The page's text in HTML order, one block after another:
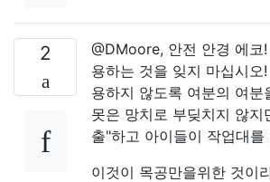
2
@DMoore, 안전 안경 에코
용하는 것을 잊지 마십시오
용하지 않도록 여분의 여분
못은 망치로 부딪치지 않지
출"하고 아이들이 작업대를
이것이 목공만을위한 것이